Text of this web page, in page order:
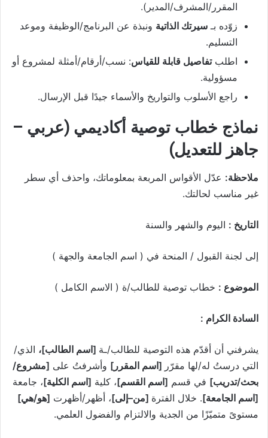
المقرر/المشرف/المدير).
زوّده بـ سيرتك الذاتية ونبذة عن البرنامج/الوظيفة وموعد
التسليم.
اطلبتفاصيل قابلة للقياس: نسب/أرقام/أمثلة لمشروع أو
مسؤولية.
راجع الأسلوب والتواريخ والأسماء جيدًا قبل الإرسال.
نماذج خطاب توصية أكاديمي (عربي –
جاهز للتعديل)
ملاحظة: عدّل الأقواس المربعة بمعلوماتك، واحذف أي سطر
غير مناسب لحالتك.
التاريخ : اليوم والشهر والسنة
إلى لجنة القبول / المنحة في ( اسم الجامعة والجهة )
الموضوع : خطاب توصية للطالب/ة ( الاسم الكامل )
السادة الكرام :
يشرفني أن أقدّم هذه التوصية للطالب/ـة [اسم الطالب]، الذي/
التي درستُ له/لها مقرّر [اسم المقرر] وأشرفتُ على [مشروع/
بحث/تدريب] في قسم [اسم القسم]، كلية [اسم الكلية]، جامعة
[اسم الجامعة]. خلال الفترة [من–إلى]، أظهر/أظهرت [هو/هي]
مستوىً متميّزًا من الجدية والالتزام والفضول العلمي.